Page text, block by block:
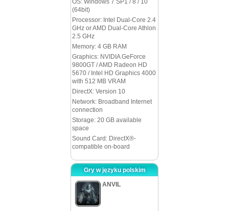
OS: Windows 7 SP1 / 8 / 10
(64bit)
Processor: Intel Dual-Core 2.4
GHz or AMD Dual-Core Athlon
2.5 GHz
Memory: 4 GB RAM
Graphics: NVIDIA GeForce
9800GT / AMD Radeon HD
5670 / Intel HD Graphics 4000
with 512 MB VRAM
DirectX: Version 10
Network: Broadband Internet
connection
Storage: 20 GB available
space
Sound Card: DirectX®-
compatible on-board
Gry w języku polskim
ANVIL